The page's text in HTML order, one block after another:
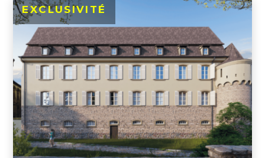
EXCLUSIVITÉ